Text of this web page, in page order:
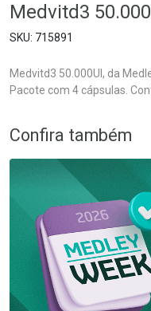
Medvitd3
715891
Medvitd3 50.000UI, da
Pacote com 4 cápsulas.
Confira também